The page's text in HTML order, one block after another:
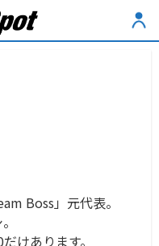
Boss」元代表。
けあります。